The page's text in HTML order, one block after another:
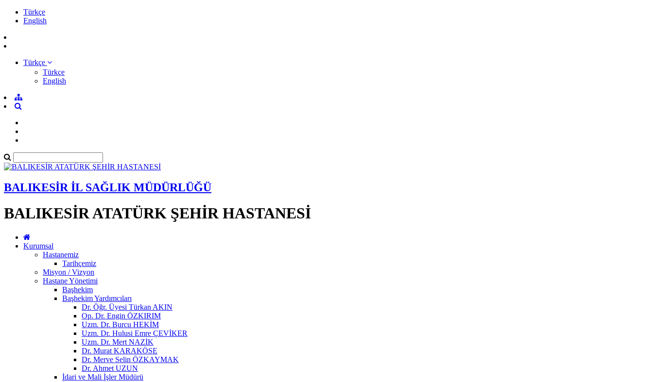
Türkçe
English
Türkçe
Türkçe
English
BALIKESİR İL SAĞLIK MÜDÜRLÜĞÜ
BALIKESİR ATATÜRK ŞEHİR HASTANESİ
Kurumsal
Hastanemiz
Tarihçemiz
Misyon / Vizyon
Hastane Yönetimi
Başhekim
Başhekim Yardımcıları
Dr. Öğr. Üyesi Türkan AKIN
Op. Dr. Engin ÖZKIRIM
Uzm. Dr. Burcu HEKİM
Uzm. Dr. Hulusi Emre ÇEVİKER
Uzm. Dr. Mert NAZİK
Dr. Murat KARAKÖSE
Dr. Merve Selin ÖZKAYMAK
Dr. Ahmet UZUN
İdari ve Mali İşler Müdürü